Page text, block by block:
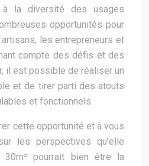
à la diversité des usages
opportunités pour
les entrepreneurs et
compte des défis et des
il est possible de réaliser un
et de tirer parti des atouts
et fonctionnels.
cette opportunité et à vous
les perspectives qu’elle
pourrait bien être la